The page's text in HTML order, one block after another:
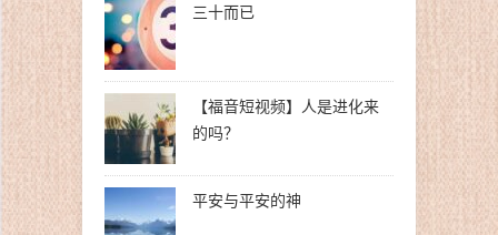
三十而已
【福音短视频】人是进化来
的吗？
平安与平安的神